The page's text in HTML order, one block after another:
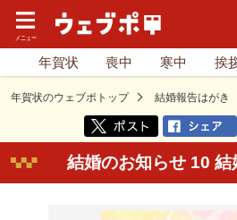
年賀状 喪中 寒中 挨
年賀状のウェブポトップ 結婚報告はがき
結婚のお知らせ 10 結